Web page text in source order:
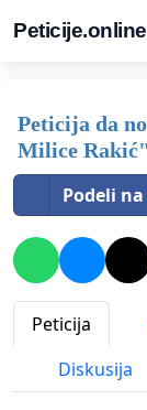
Peticije.online
Peticija da
Milice Rakić"
Podeli
Peticija
Diskusija